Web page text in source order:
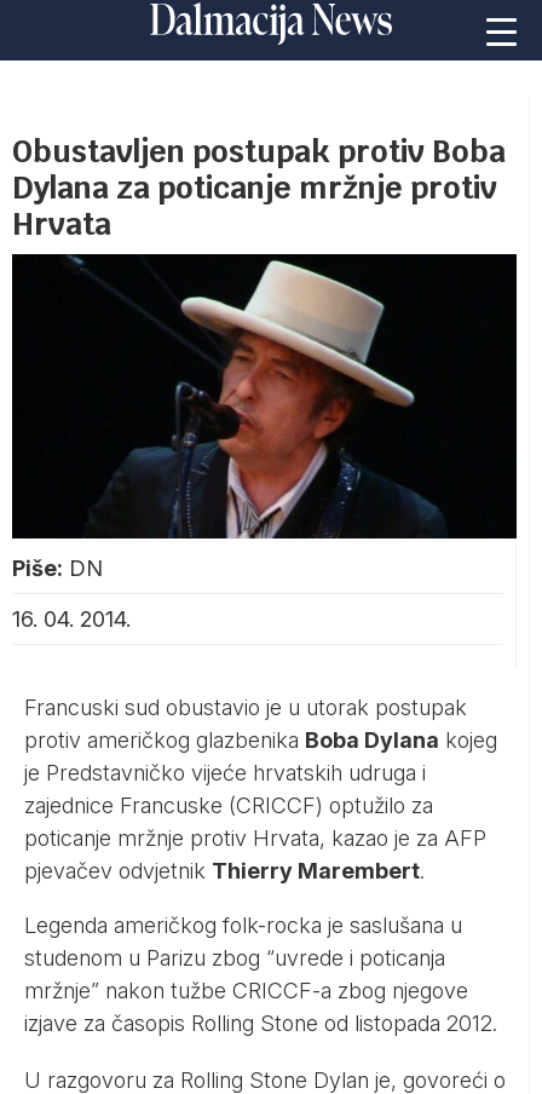
Obustavljen postupak protiv Boba
Dylana za poticanje mržnje protiv
Hrvata
Piše: DN
16. 04. 2014.
Francuski sud obustavio je u utorak postupak
protiv američkog glazbenika Boba Dylana kojeg
je Predstavničko vijeće hrvatskih udruga i
zajednice Francuske (CRICCF) optužilo za
poticanje mržnje protiv Hrvata, kazao je za AFP
pjevačev odvjetnik Thierry Marembert.
Legenda američkog folk-rocka je saslušana u
studenom u Parizu zbog “uvrede i poticanja
mržnje” nakon tužbe CRICCF-a zbog njegove
izjave za časopis Rolling Stone od listopada 2012.
U razgovoru za Rolling Stone Dylan je, govoreći o